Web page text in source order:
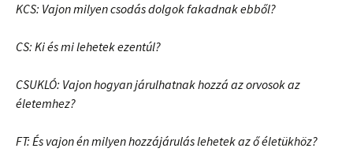
KCS: Vajon milyen csodás dolgok fakadnak ebből?
CS: Ki és mi lehetek ezentúl?
CSUKLÓ: Vajon hogyan járulhatnak hozzá az orvosok az
életemhez?
FT: És vajon én milyen hozzájárulás lehetek az ő életükhöz?